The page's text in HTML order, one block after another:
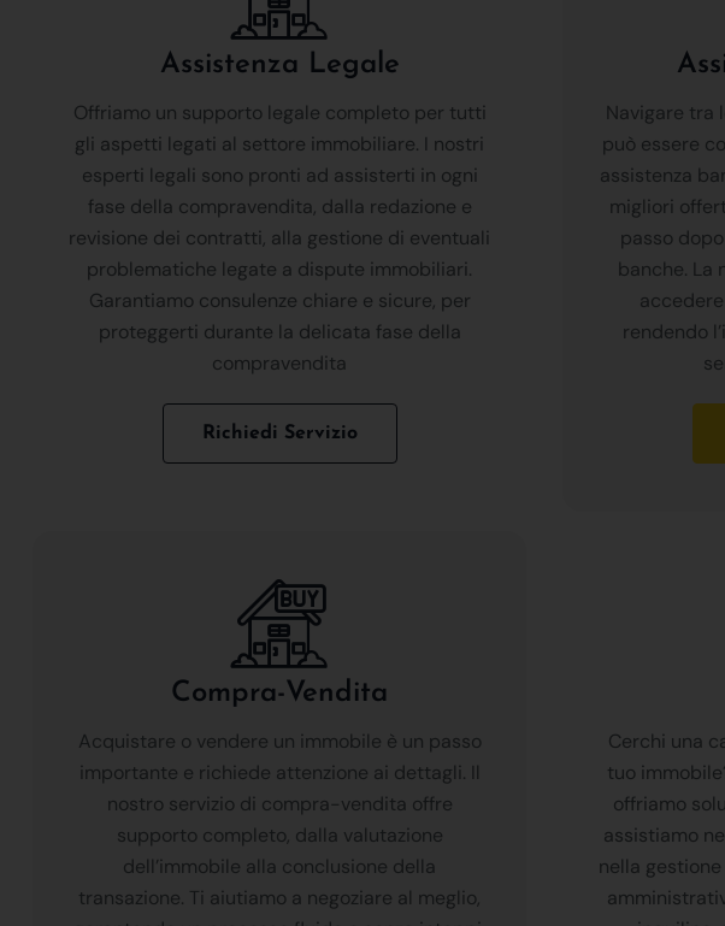
Assistenza Legale
Offriamo un supporto legale completo per tutti
gli aspetti legati al settore immobiliare. I nostri
esperti legali sono pronti ad assisterti in ogni
fase della compravendita, dalla redazione e
revisione dei contratti, alla gestione di eventuali
problematiche legate a dispute immobiliari.
Garantiamo consulenze chiare e sicure, per
proteggerti durante la delicata fase della
compravendita
Richiedi Servizio
Navigare tra
può essere
assistenza
migliori
passo
banche. La
rendendo
Compra-Vendita
Acquistare o vendere un immobile è un passo
importante e richiede attenzione ai dettagli. Il
nostro servizio di compra-vendita offre
supporto completo, dalla valutazione
dell’immobile alla conclusione della
transazione. Ti aiutiamo a negoziare al meglio,
Cerchi una
tuo
offriamo
assistiamo
nella